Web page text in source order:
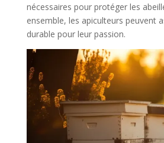
nécessaires pour protéger les
ensemble, les apiculteurs peuvent
durable pour leur passion.